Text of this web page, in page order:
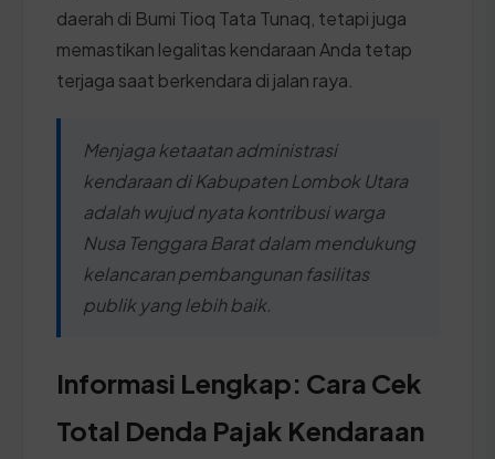
daerah di Bumi Tioq Tata Tunaq, tetapi juga
memastikan legalitas kendaraan Anda tetap
terjaga saat berkendara di jalan raya.
Menjaga ketaatan administrasi
kendaraan di Kabupaten Lombok Utara
adalah wujud nyata kontribusi warga
Nusa Tenggara Barat dalam mendukung
kelancaran pembangunan fasilitas
publik yang lebih baik.
Informasi Lengkap: Cara Cek
Total Denda Pajak Kendaraan